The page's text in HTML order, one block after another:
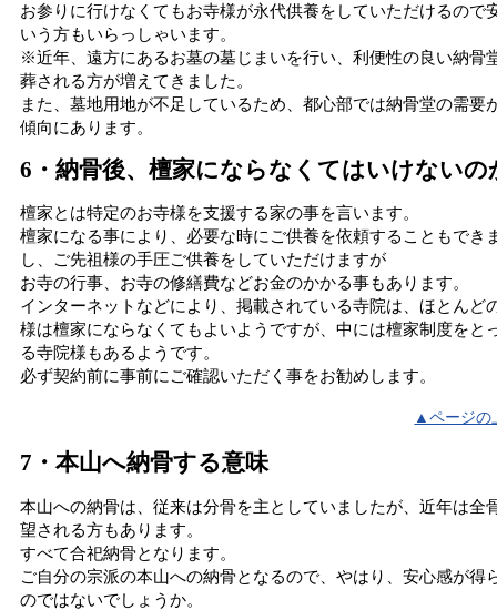
お参りに行けなくてもお寺様が永代供養をしていただけるので
いう方もいらっしゃいます。
※近年、遠方にあるお墓の墓じまいを行い、利便性の良い納骨
葬される方が増えてきました。
また、墓地用地が不足しているため、都心部では納骨堂の需要
傾向にあります。
6・納骨後、檀家にならなくてはいけないの
檀家とは特定のお寺様を支援する家の事を言います。
檀家になる事により、必要な時にご供養を依頼することもでき
し、ご先祖様の手圧ご供養をしていただけますが
お寺の行事、お寺の修繕費などお金のかかる事もあります。
インターネットなどにより、掲載されている寺院は、ほとんど
様は檀家にならなくてもよいようですが、中には檀家制度をと
る寺院様もあるようです。
必ず契約前に事前にご確認いただく事をお勧めします。
▲ページの
7・本山へ納骨する意味
本山への納骨は、従来は分骨を主としていましたが、近年は全
望される方もあります。
すべて合祀納骨となります。
ご自分の宗派の本山への納骨となるので、やはり、安心感が得
のではないでしょうか。